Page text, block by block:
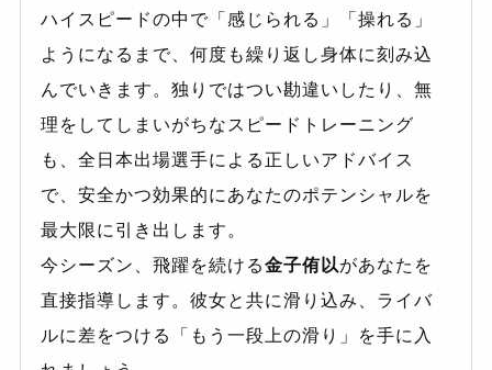
ハイスピードの中で「感じられる」「操れる」
ようになるまで、何度も繰り返し身体に刻み込
んでいきます。独りではつい勘違いしたり、無
理をしてしまいがちなスピードトレーニング
も、全日本出場選手による正しいアドバイス
で、安全かつ効果的にあなたのポテンシャルを
最大限に引き出します。
今シーズン、飛躍を続ける金子侑以があなたを
直接指導します。彼女と共に滑り込み、ライバ
ルに差をつける「もう一段上の滑り」を手に入